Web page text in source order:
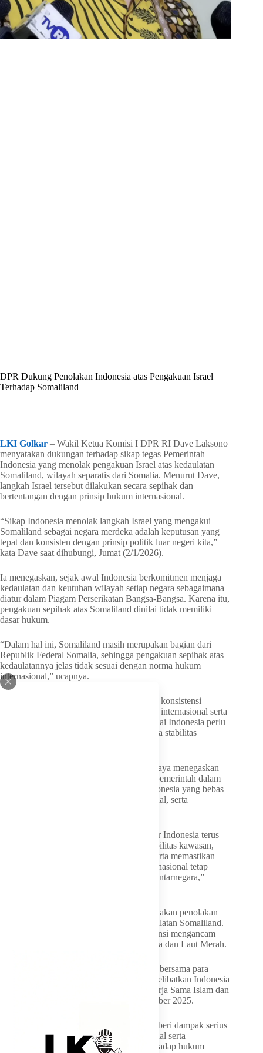
DPR Dukung Penolakan Indonesia atas Pengakuan Israel
Terhadap Somaliland
LKI Golkar – Wakil Ketua Komisi I DPR RI Dave Laksono
menyatakan dukungan terhadap sikap tegas Pemerintah
Indonesia yang menolak pengakuan Israel atas kedaulatan
Somaliland, wilayah separatis dari Somalia. Menurut Dave,
langkah Israel tersebut dilakukan secara sepihak dan
bertentangan dengan prinsip hukum internasional.
“Sikap Indonesia menolak langkah Israel yang mengakui
Somaliland sebagai negara merdeka adalah keputusan yang
tepat dan konsisten dengan prinsip politik luar negeri kita,”
kata Dave saat dihubungi, Jumat (2/1/2026).
Ia menegaskan, sejak awal Indonesia berkomitmen menjaga
kedaulatan dan keutuhan wilayah setiap negara sebagaimana
diatur dalam Piagam Perserikatan Bangsa-Bangsa. Karena itu,
pengakuan sepihak atas Somaliland dinilai tidak memiliki
dasar hukum.
“Dalam hal ini, Somaliland masih merupakan bagian dari
Republik Federal Somalia, sehingga pengakuan sepihak atas
kedaulatannya jelas tidak sesuai dengan norma hukum
internasional,” ucapnya.
Dave juga menyatakan dukungan terhadap konsistensi
Indonesia dalam menjunjung tinggi hukum internasional serta
komitmen pada perdamaian dunia. Ia menilai Indonesia perlu
terus memainkan peran aktif dalam menjaga stabilitas
“Sebagai Wakil Ketua Komisi I DPR RI, saya menegaskan
bahwa Komisi I mendukung penuh sikap pemerintah dalam
menjaga konsistensi politik luar negeri Indonesia yang bebas
aktif, menjunjung tinggi hukum internasional, serta
Komisi I DPR RI memandang penting agar Indonesia terus
memainkan peran aktif dalam menjaga stabilitas kawasan,
memperkuat solidaritas dengan Somalia, serta memastikan
bahwa prinsip kedaulatan dan hukum internasional tetap
menjadi landasan utama dalam hubungan antarnegara,”
Sebelumnya, Pemerintah Indonesia menyatakan penolakan
keras terhadap pengakuan Israel atas kedaulatan Somaliland.
Indonesia menilai langkah tersebut berpotensi mengancam
stabilitas keamanan kawasan Tanduk Afrika dan Laut Merah.
Penolakan itu disepakati dalam pernyataan bersama para
menteri luar negeri lintas kawasan, yang melibatkan Indonesia
dan 21 negara lainnya, serta Organisasi Kerja Sama Islam dan
Dewan Kerja Sama Teluk, pada 26 Desember 2025.
“(Pengakuan kedaulatan Somaliland) memberi dampak serius
bagi perdamaian dan keamanan internasional serta
menunjukkan pelanggaran besar Israel terhadap hukum